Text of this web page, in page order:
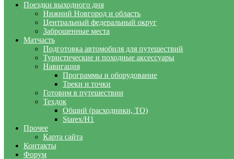
Поездки выходного дня
Нижний Новгород и область
Центральный федеральный округ
Заброшенные места
Матчасть
Подготовка автомобиля для путешествий
Туристические и походные аксессуары
Навигация
Программы и оборудование
Треки и точки
Готовим в путешествии
Техдок
Общий (расходники, ТО)
Starex/H1
Прочее
Карта сайта
Контакты
Форум